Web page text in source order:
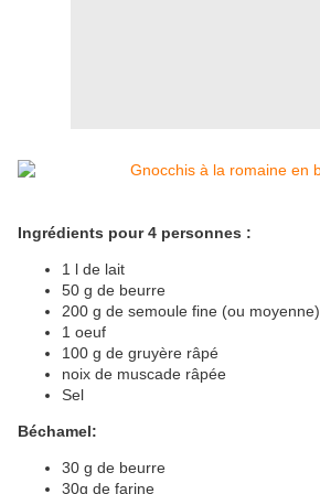
Ingrédients pour 4 personnes :
1 l de lait
50 g de beurre
200 g de semoule fine (ou moyenne)
1 oeuf
100 g de gruyère râpé
noix de muscade râpée
Sel
Béchamel:
30 g de beurre
30g de farine